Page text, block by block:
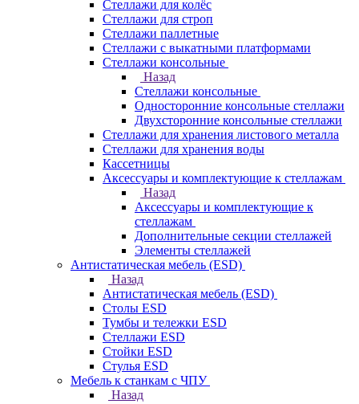
Стеллажи для колёс
Стеллажи для строп
Стеллажи паллетные
Стеллажи с выкатными платформами
Стеллажи консольные
Назад
Стеллажи консольные
Односторонние консольные стеллажи
Двухсторонние консольные стеллажи
Стеллажи для хранения листового металла
Стеллажи для хранения воды
Кассетницы
Аксесcуары и комплектующие к стеллажам
Назад
Аксесcуары и комплектующие к
стеллажам
Дополнительные секции стеллажей
Элементы стеллажей
Антистатическая мебель (ESD)
Назад
Антистатическая мебель (ESD)
Столы ESD
Тумбы и тележки ESD
Стеллажи ESD
Стойки ESD
Стулья ESD
Мебель к станкам с ЧПУ
Назад